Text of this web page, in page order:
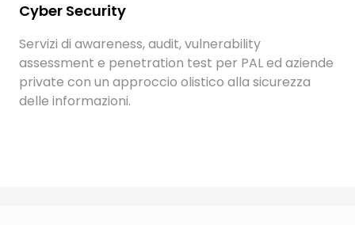
Cyber Security
Servizi di awareness, audit, vulnerability
assessment e penetration test per PAL ed aziende
private con un approccio olistico alla sicurezza
delle informazioni.